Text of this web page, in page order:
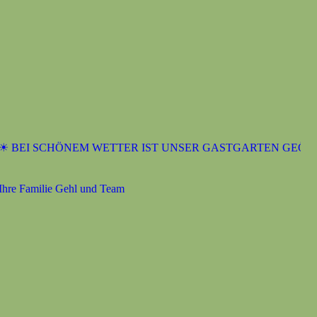
SCHÖNEM WETTER IST UNSER GASTGARTEN
Familie Gehl und Team